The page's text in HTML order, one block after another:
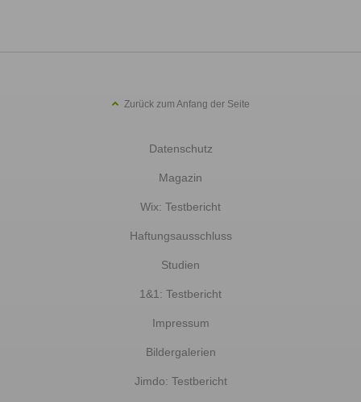
Zurück zum Anfang der Seite
Datenschutz
Magazin
Wix: Testbericht
Haftungsausschluss
Studien
1&1: Testbericht
Impressum
Bildergalerien
Jimdo: Testbericht